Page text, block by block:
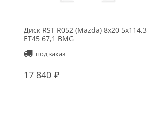
Диск RST R052 (Mazda) 8x20 5x114,3
ET45 67,1 BMG
под заказ
17 840